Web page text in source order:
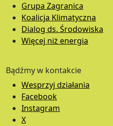
Grupa Zagranica
Koalicja Klimatyczna
Dialog ds. Środowiska
Więcej niż energia
Bądźmy w kontakcie
Wesprzyj działania
Facebook
Instagram
X